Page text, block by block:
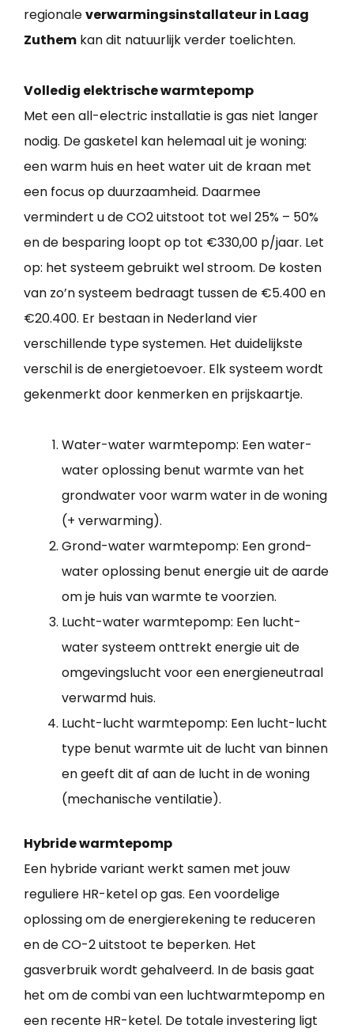
regionaleverwarmingsinstallateur in Laag
Zuthem kan dit natuurlijk verder toelichten.
Volledig elektrische warmtepomp
Met een all-electric installatie is gas niet langer
nodig. De gasketel kan helemaal uit je woning:
een warm huis en heet water uit de kraan met
een focus op duurzaamheid. Daarmee
vermindert u de CO2 uitstoot tot wel 25% – 50%
en de besparing loopt op tot €330,00 p/jaar. Let
op: het systeem gebruikt wel stroom. De kosten
van zo’n systeem bedraagt tussen de €5.400 en
€20.400. Er bestaan in Nederland vier
verschillende type systemen. Het duidelijkste
verschil is de energietoevoer. Elk systeem wordt
gekenmerkt door kenmerken en prijskaartje.
Water-water warmtepomp: Een water-
water oplossing benut warmte van het
grondwater voor warm water in de woning
(+ verwarming).
Grond-water warmtepomp: Een grond-
water oplossing benut energie uit de aarde
om je huis van warmte te voorzien.
Lucht-water warmtepomp: Een lucht-
water systeem onttrekt energie uit de
omgevingslucht voor een energieneutraal
verwarmd huis.
Lucht-lucht warmtepomp: Een lucht-lucht
type benut warmte uit de lucht van binnen
en geeft dit af aan de lucht in de woning
(mechanische ventilatie).
Hybride warmtepomp
Een hybride variant werkt samen met jouw
reguliere HR-ketel op gas. Een voordelige
oplossing om de energierekening te reduceren
en de CO-2 uitstoot te beperken. Het
gasverbruik wordt gehalveerd. In de basis gaat
het om de combi van een luchtwarmtepomp en
een recente HR-ketel. De totale investering ligt